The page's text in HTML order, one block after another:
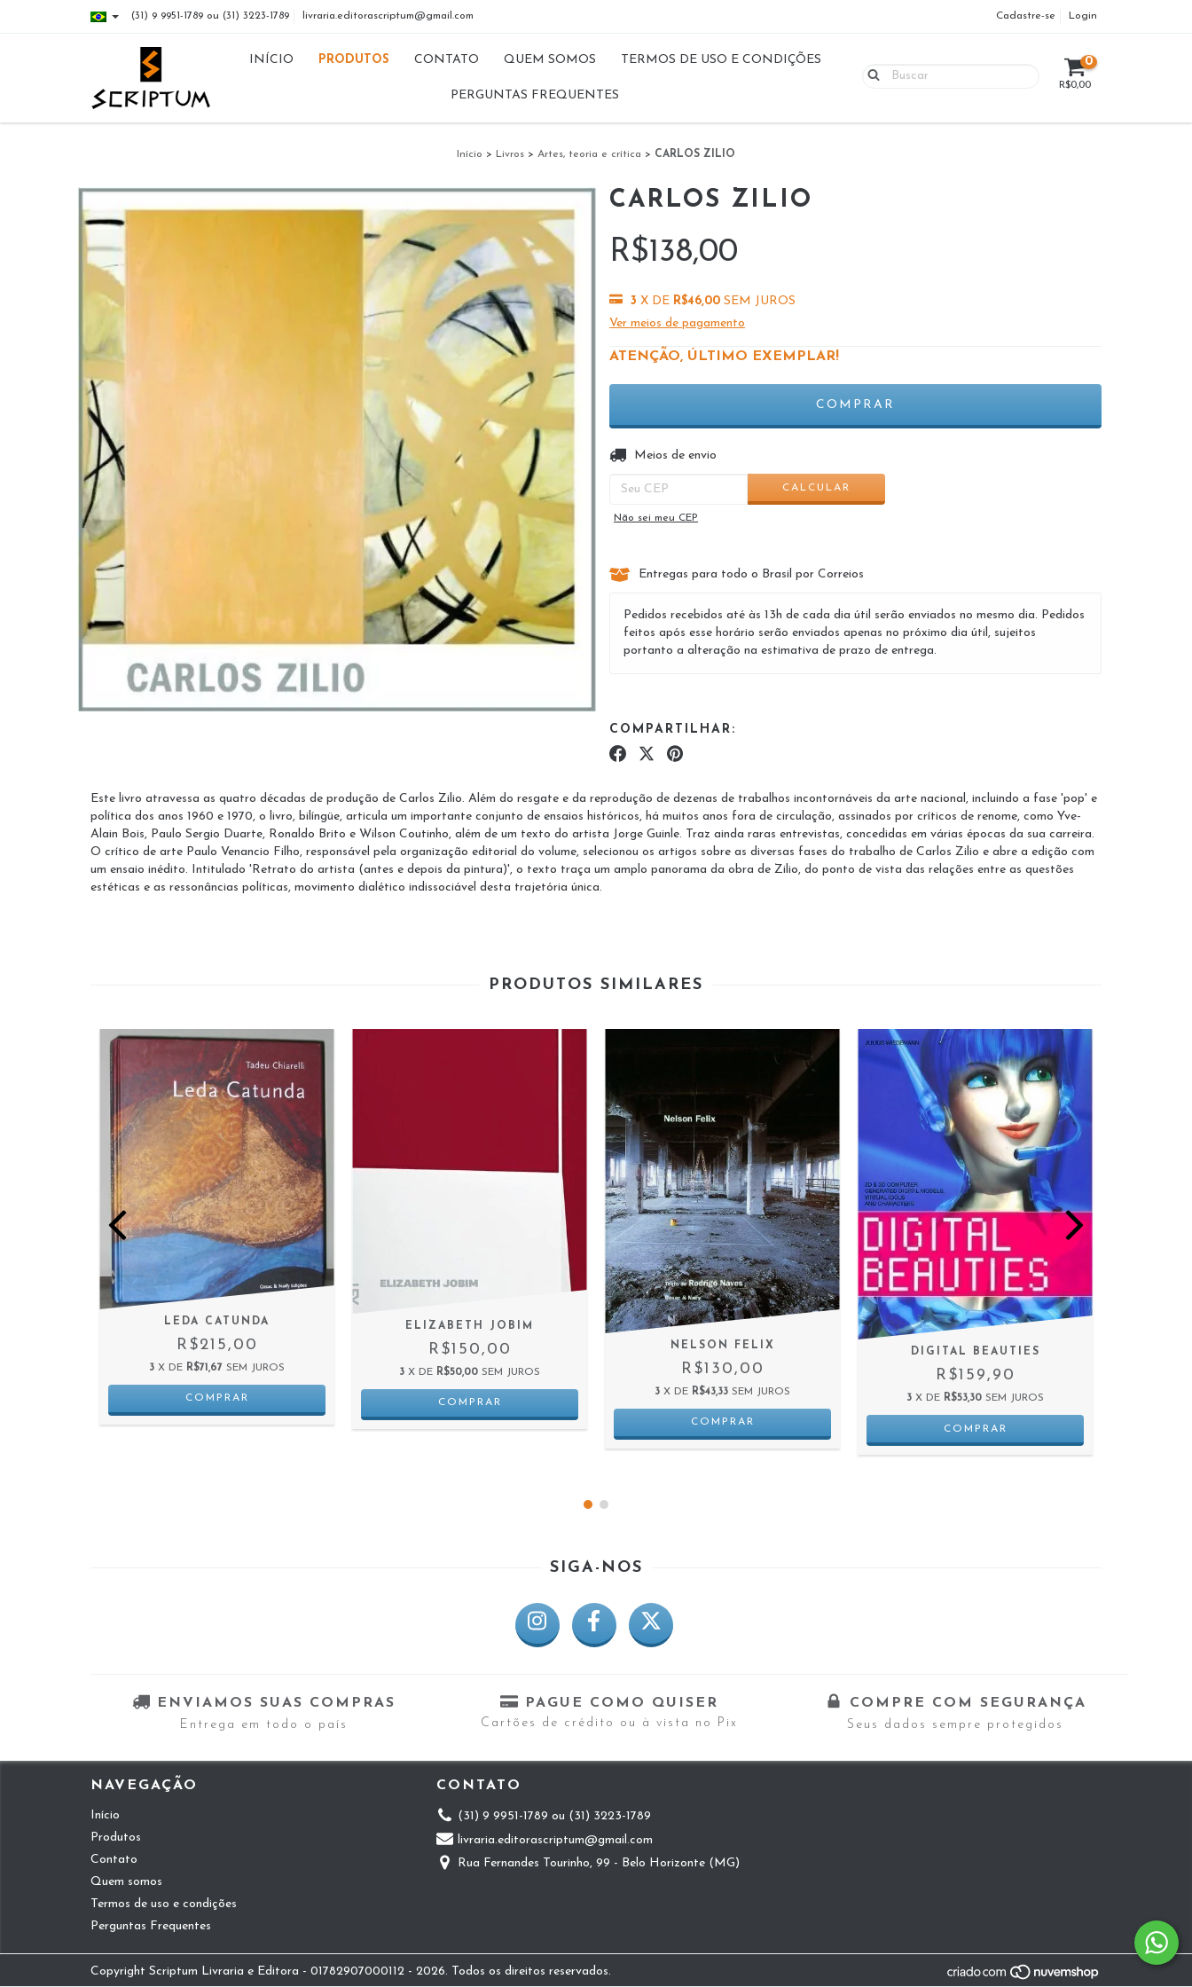
(31) 9 9951-1789 ou (31) 3223-1789 livraria.editorascriptum@gmail.com Cadastre-se Login
INÍCIO PRODUTOS CONTATO QUEM SOMOS TERMOS DE USO E CONDIÇÕES
PERGUNTAS FREQUENTES
0
R$0,00
Início > Livros > Artes, teoria e crítica > CARLOS ZILIO
CARLOS ZILIO
R$138,00
3 X DE R$46,00 SEM JUROS
Ver meios de pagamento
ATENÇÃO, ÚLTIMO EXEMPLAR!
Entregas para o CEP:
Meios de envio
CALCULAR
Não sei meu CEP
Entregas para todo o Brasil por Correios
Pedidos recebidos até às 13h de cada dia útil serão enviados no mesmo dia. Pedidos
feitos após esse horário serão enviados apenas no próximo dia útil, sujeitos
portanto a alteração na estimativa de prazo de entrega.
COMPARTILHAR:
Este livro atravessa as quatro décadas de produção de Carlos Zilio. Além do resgate e da reprodução de dezenas de trabalhos incontornáveis da arte nacional, incluindo a fase 'pop' e
política dos anos 1960 e 1970, o livro, bilíngüe, articula um importante conjunto de ensaios históricos, há muitos anos fora de circulação, assinados por críticos de renome, como Yve-
Alain Bois, Paulo Sergio Duarte, Ronaldo Brito e Wilson Coutinho, além de um texto do artista Jorge Guinle. Traz ainda raras entrevistas, concedidas em várias épocas da sua carreira.
O crítico de arte Paulo Venancio Filho, responsável pela organização editorial do volume, selecionou os artigos sobre as diversas fases do trabalho de Carlos Zilio e abre a edição com
um ensaio inédito. Intitulado 'Retrato do artista (antes e depois da pintura)', o texto traça um amplo panorama da obra de Zilio, do ponto de vista das relações entre as questões
estéticas e as ressonâncias políticas, movimento dialético indissociável desta trajetória única.
PRODUTOS SIMILARES
LEDA CATUNDA
R$215,00
3 X DE R$71,67 SEM JUROS
ELIZABETH JOBIM
R$150,00
3 X DE R$50,00 SEM JUROS
NELSON FELIX
R$130,00
3 X DE R$43,33 SEM JUROS
DIGITAL BEAUTIES
R$159,90
3 X DE R$53,30 SEM JUROS
SIGA-NOS
ENVIAMOS SUAS COMPRAS
Entrega em todo o país
PAGUE COMO QUISER
Cartões de crédito ou à vista no Pix
COMPRE COM SEGURANÇA
Seus dados sempre protegidos
NAVEGAÇÃO
Início
Produtos
Contato
Quem somos
Termos de uso e condições
Perguntas Frequentes
CONTATO
(31) 9 9951-1789 ou (31) 3223-1789
livraria.editorascriptum@gmail.com
Rua Fernandes Tourinho, 99 - Belo Horizonte (MG)
Copyright Scriptum Livraria e Editora - 01782907000112 - 2026. Todos os direitos reservados.